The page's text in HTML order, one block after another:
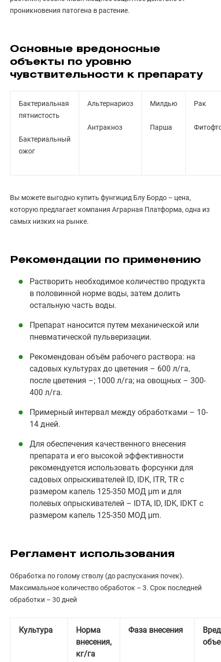
проникновения патогена в растение.
Основные вредоносные
объекты по уровню
чувствительности к препарату
Бактериальная
пятнистость
Бактериальный
ожог
Альтернариоз
Антракноз
Милдью
Парша
Рак
Вы можете выгодно купить фунгицид Блу Бордо – цена,
которую предлагает компания Аграрная Платформа, одна из
самых низких на рынке.
Рекомендации по применению
Растворить необходимое количество продукта
в половинной норме воды, затем долить
остальную часть воды.
Препарат наносится путем механической или
пневматической пульверизации.
Рекомендован объём рабочего раствора: на
садовых культурах до цветения – 600 л/га,
после цветения –; 1000 л/га; на овощных – 300-
400 л/га.
Примерный интервал между обработками – 10-
14 дней.
Для обеспечения качественного внесения
препарата и его высокой эффективности
рекомендуется использовать форсунки для
садовых опрыскивателей ID, IDK, ITR, TR с
размером капель 125-350 МОД μm и для
полевых опрыскивателей – IDTA, ID, IDK, IDKT с
размером капель 125-350 МОД μm.
Регламент использования
Обработка по голому стволу (до распускания почек).
Максимальное количество обработок – 3. Срок последней
обработки – 30 дней
Культура
Норма
внесения,
кг/га
Фаза внесения